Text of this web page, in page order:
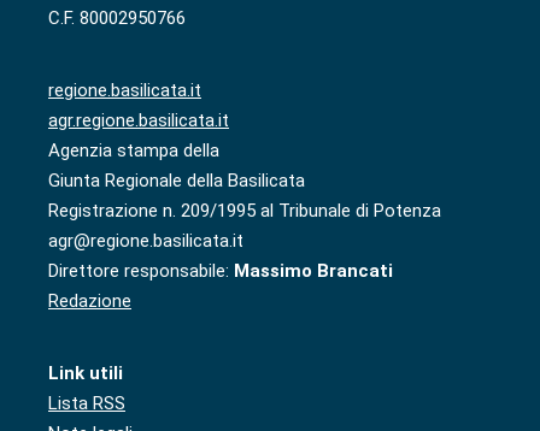
C.F. 80002950766
regione.basilicata.it
agr.regione.basilicata.it
Agenzia stampa della
Giunta Regionale della Basilicata
Registrazione n. 209/1995 al Tribunale di Potenza
agr@regione.basilicata.it
Direttore responsabile: Massimo Brancati
Redazione
Link utili
Lista RSS